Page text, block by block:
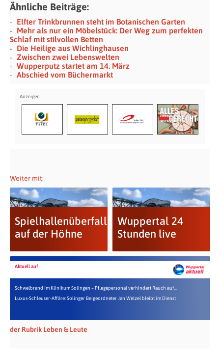
Ähnliche Beiträge:
Elfter Trinkbrunnen steht im Botanischen Garten
Mehr als nur ein Möbelstück: Der Weg zum perfekten
Schlaf mit stilvollen Betten
Die Heilige aus Wichlinghausen
Zwischen zwei Lebenswelten
Wupperputz startet am 14. März
Abschied vom Büchermarkt
Weiter mit:
Spielhallenüberfall
auf der Höhne
Wuppertal 24
Stunden live
Aktuell auf
Schwelbrand im Klinikum Solingen – Pflegepersonal verhindert Rauch auf...
Luxus-Schleuser-Affäre: Solinger Beigeordneter Jan Welzel bleibt im Dienst
der Rubrik Leben & Leute